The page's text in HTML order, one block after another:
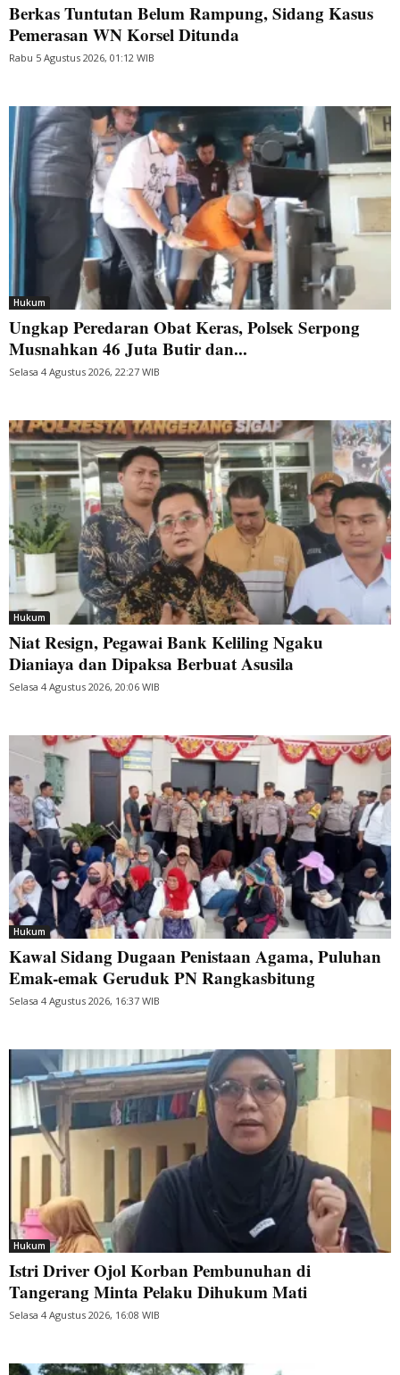
Berkas Tuntutan Belum Rampung, Sidang Kasus
Pemerasan WN Korsel Ditunda
Rabu 5 Agustus 2026, 01:12 WIB
Hukum
Ungkap Peredaran Obat Keras, Polsek Serpong
Musnahkan 46 Juta Butir dan...
Selasa 4 Agustus 2026, 22:27 WIB
Hukum
Niat Resign, Pegawai Bank Keliling Ngaku
Dianiaya dan Dipaksa Berbuat Asusila
Selasa 4 Agustus 2026, 20:06 WIB
Hukum
Kawal Sidang Dugaan Penistaan Agama, Puluhan
Emak-emak Geruduk PN Rangkasbitung
Selasa 4 Agustus 2026, 16:37 WIB
Hukum
Istri Driver Ojol Korban Pembunuhan di
Tangerang Minta Pelaku Dihukum Mati
Selasa 4 Agustus 2026, 16:08 WIB